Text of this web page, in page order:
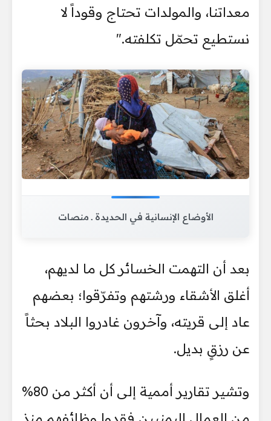
معداتنا، والمولدات تحتاج وقوداً لا
نستطيع تحمّل تكلفته."
الأوضاع الإنسانية في الحديدة ـ منصات
بعد أن التهمت الخسائر كل ما لديهم،
أغلق الأشقاء ورشتهم وتفرّقوا؛ بعضهم
عاد إلى قريته، وآخرون غادروا البلاد بحثاً
عن رزقٍ بديل.
وتشير تقارير أممية إلى أن أكثر من 80%